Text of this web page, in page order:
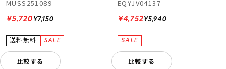
MUSS251089
¥7,150
¥5,720
比較する
EQYJV04137
¥5,940
¥4,752
比較する